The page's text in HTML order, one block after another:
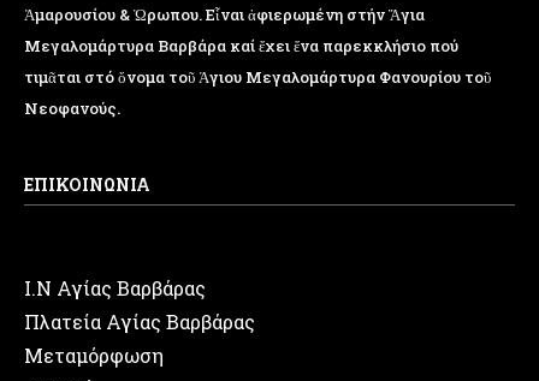
Ἁμαρουσίου & Ὠρωπου. Εἶναι ἀφιερωμένη στήν Ἅγια
Μεγαλομάρτυρα Βαρβάρα καί ἔχει ἕνα παρεκκλήσιο πού
τιμᾶται στό ὄνομα τοῦ Ἁγιου Μεγαλομάρτυρα Φανουρίου τοῦ
Νεοφανούς.
ΕΠΙΚΟΙΝΩΝΙΑ
Ι.Ν Αγίας Βαρβάρας
Πλατεία Αγίας Βαρβάρας
Μεταμόρφωση